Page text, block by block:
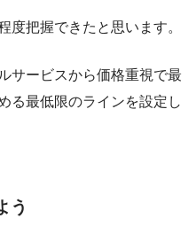
度把握できたと思います。
サービスから価格重視で最
る最低限のラインを設定し
う